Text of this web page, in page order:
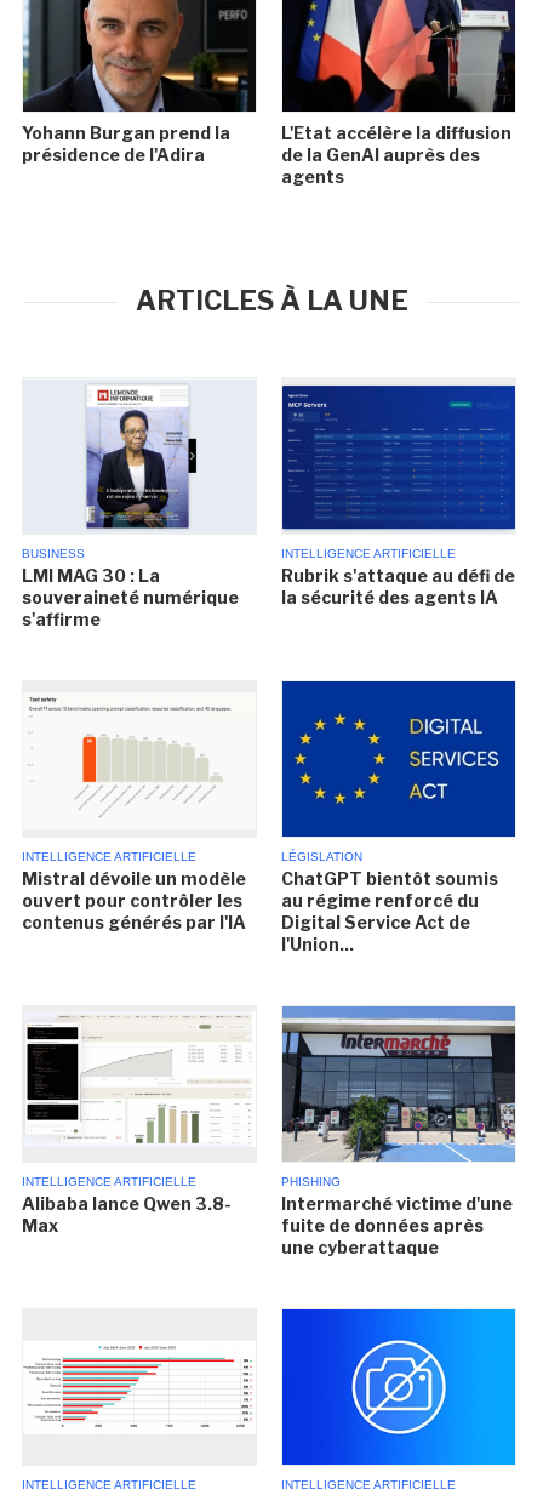
Yohann Burgan prend la
présidence de l'Adira
L'Etat accélère la diffusion
de la GenAI auprès des
agents
ARTICLES À LA UNE
BUSINESS
LMI MAG 30 : La
souveraineté numérique
s'affirme
INTELLIGENCE ARTIFICIELLE
Rubrik s'attaque au défi de
la sécurité des agents IA
INTELLIGENCE ARTIFICIELLE
Mistral dévoile un modèle
ouvert pour contrôler les
contenus générés par l'IA
LÉGISLATION
ChatGPT bientôt soumis
au régime renforcé du
Digital Service Act de
l'Union...
INTELLIGENCE ARTIFICIELLE
Alibaba lance Qwen 3.8-
Max
PHISHING
Intermarché victime d'une
fuite de données après
une cyberattaque
INTELLIGENCE ARTIFICIELLE INTELLIGENCE ARTIFICIELLE